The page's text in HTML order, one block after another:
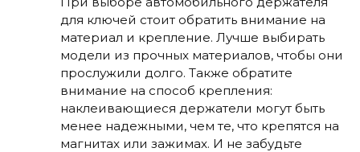
для ключей стоит обратить внимание на
материал и крепление. Лучше выбирать
модели из прочных материалов, чтобы они
прослужили долго. Также обратите
внимание на способ крепления:
наклеивающиеся держатели могут быть
менее надежными, чем те, что крепятся на
магнитах или зажимах. И не забудьте